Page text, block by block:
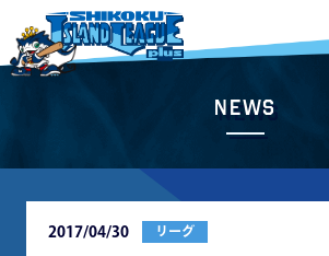
News
2017/04/30 リーグ